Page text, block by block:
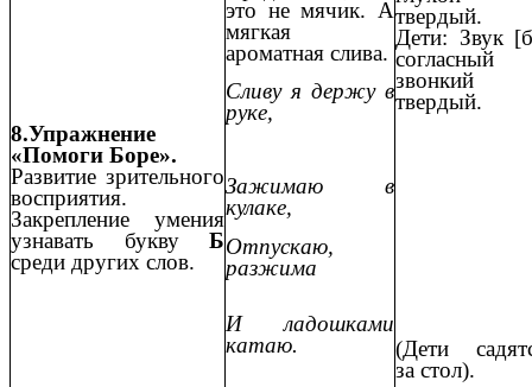
8.Упражнение
«Помоги Боре».
Развитие зрительного
восприятия.
Закрепление умения
узнавать букву Б
среди других слов.
это не мячик. А
мягкая
ароматная слива.
Сливу я держу в
руке,
Зажимаю в
кулаке,
Отпускаю,
разжима
И ладошками
катаю.
твердый.
Дети: Звук
согласный
звонкий
твердый.
(Дети
за стол).